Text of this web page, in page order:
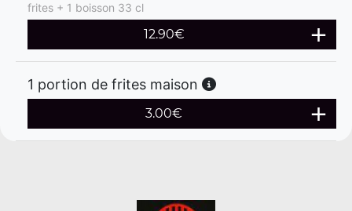
frites + 1 boisson 33 cl
12.90€
1 portion de frites maison
3.00€